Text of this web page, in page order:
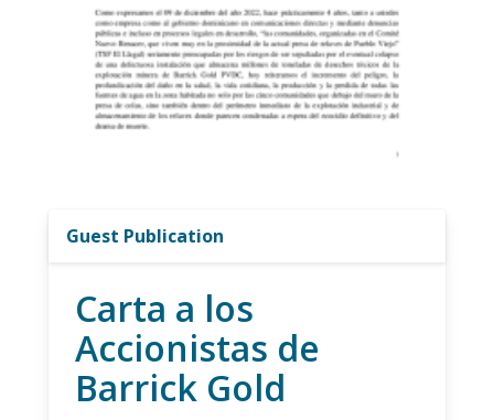
Guest Publication
Carta a los
Accionistas de
Barrick Gold